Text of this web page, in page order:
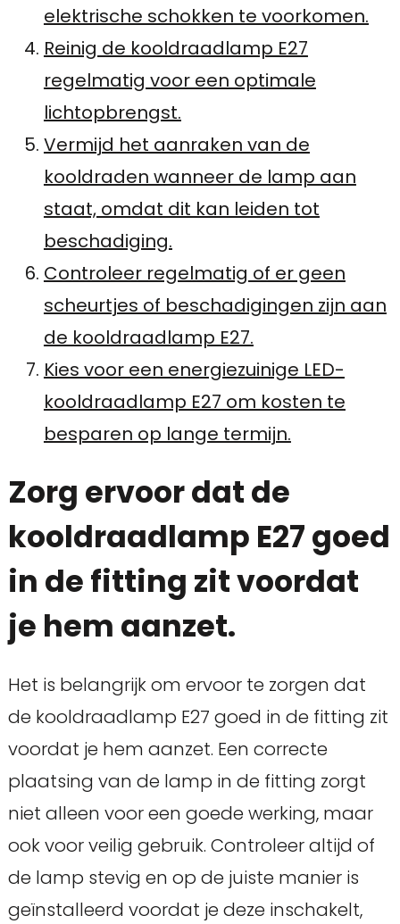
elektrische schokken te voorkomen.
Reinig de kooldraadlamp E27
regelmatig voor een optimale
lichtopbrengst.
Vermijd het aanraken van de
kooldraden wanneer de lamp aan
staat, omdat dit kan leiden tot
beschadiging.
Controleer regelmatig of er geen
scheurtjes of beschadigingen zijn aan
de kooldraadlamp E27.
Kies voor een energiezuinige LED-
kooldraadlamp E27 om kosten te
besparen op lange termijn.
Zorg ervoor dat de
kooldraadlamp E27 goed
in de fitting zit voordat
je hem aanzet.
Het is belangrijk om ervoor te zorgen dat
de kooldraadlamp E27 goed in de fitting zit
voordat je hem aanzet. Een correcte
plaatsing van de lamp in de fitting zorgt
niet alleen voor een goede werking, maar
ook voor veilig gebruik. Controleer altijd of
de lamp stevig en op de juiste manier is
geïnstalleerd voordat je deze inschakelt,